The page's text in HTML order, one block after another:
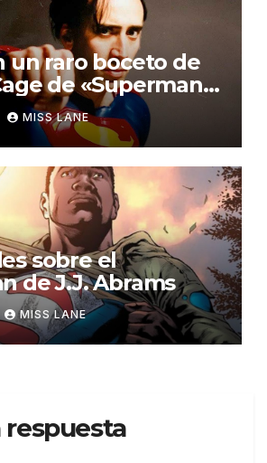
un raro boceto de
de «Superman
MISS LANE
sobre el
de J.J. Abrams
MISS LANE
respuesta